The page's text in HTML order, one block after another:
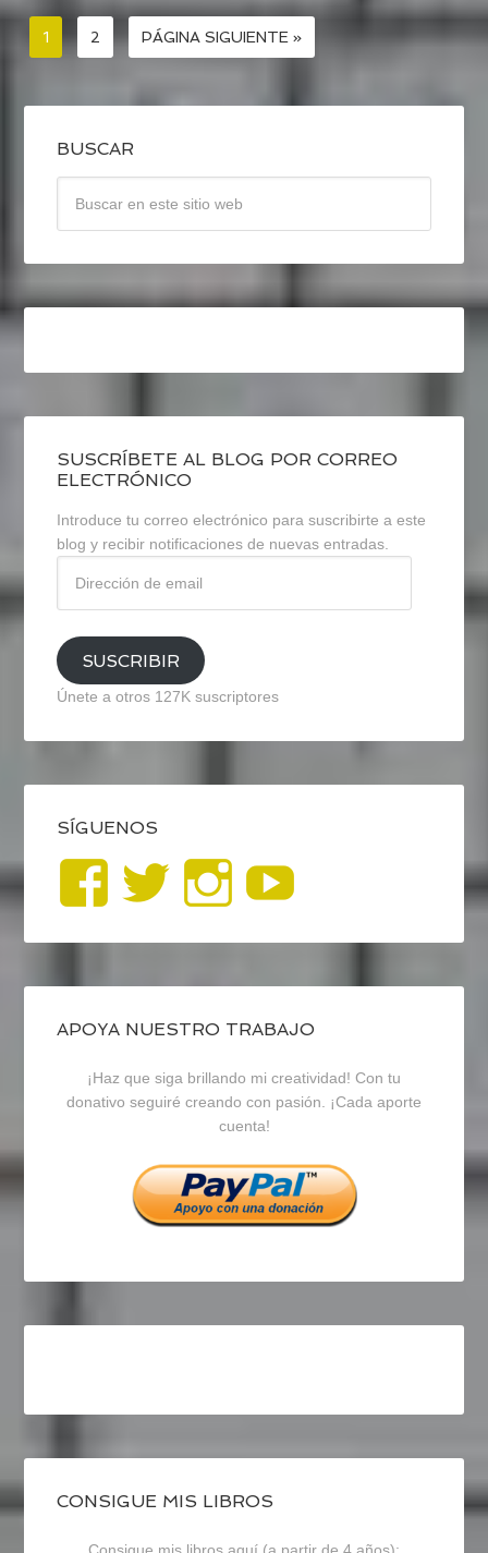
1 2 PÁGINA SIGUIENTE »
BUSCAR
SUSCRÍBETE AL BLOG POR CORREO
ELECTRÓNICO
Introduce tu correo electrónico para suscribirte a este
blog y recibir notificaciones de nuevas entradas.
email
SUSCRIBIR
Únete a otros 127K suscriptores
SÍGUENOS
Ver
perfil
de
blogrecursosep
en
Facebook
Ver
perfil
de
recursosep
en
Twitter
Ver
perfil
de
recursosep
en
Instagram
APOYA NUESTRO TRABAJO
¡Haz que siga brillando mi creatividad! Con tu
donativo seguiré creando con pasión. ¡Cada aporte
cuenta!
CONSIGUE MIS LIBROS